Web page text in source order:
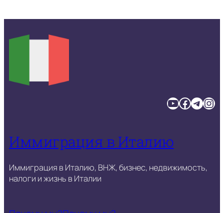
YouTube Facebook TelegramInstagram
Иммиграция в Италию
Иммиграция в Италию, ВНЖ, бизнес, недвижимость,
налоги и жизнь в Италии